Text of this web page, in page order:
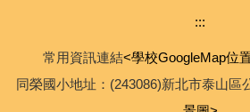
:::
常用資訊連結<學校GoogleMap位
同榮國小地址：(243086)新北市泰山區